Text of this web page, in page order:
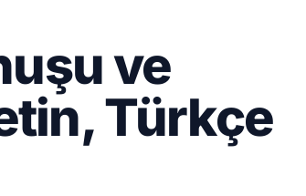
ve
Türkçe